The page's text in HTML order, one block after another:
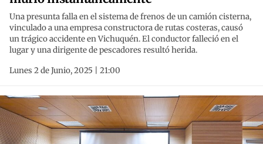
Una presunta falla en el sistema de frenos de un camión cisterna,
vinculado a una empresa constructora de rutas costeras, causó
un trágico accidente en Vichuquén. El conductor falleció en el
lugar y una dirigente de pescadores resultó herida.
Lunes 2 de Junio, 2025 | 21:00